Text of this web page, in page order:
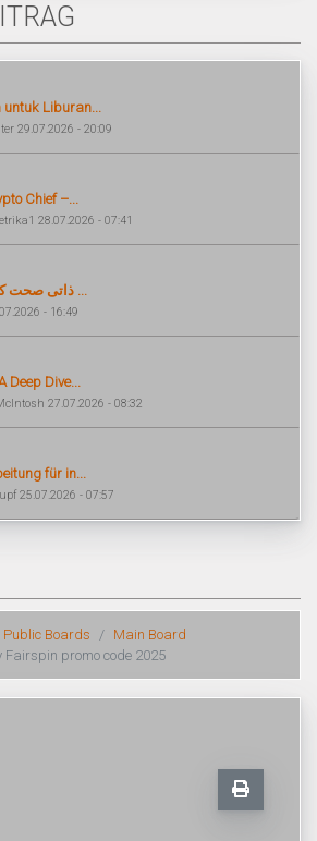
untuk Liburan...
29.07.2026 - 20:09
Chief –...
28.07.2026 - 07:41
Holivita: ذاتی صحت کی معلومات ...
- 16:49
Deep Dive...
27.07.2026 - 08:32
für in...
25.07.2026 - 07:57
Public Boards
Main Board
promo code 2025